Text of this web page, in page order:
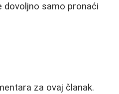
dovoljno samo pronaći
za ovaj članak.